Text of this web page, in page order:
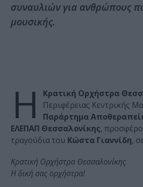
συναυλιών για ανθρώπους
μουσικής.
Η Κρατική Ορχήστρα
Περιφέρειας Κεντρικής
Παράρτημα
ΕΛΕΠΑΠ Θεσσαλονίκης,
τραγούδια του Κώστα Γιαννίδη,
Κρατική Ορχήστρα Θεσσαλονίκης
Η δική σας ορχήστρα!